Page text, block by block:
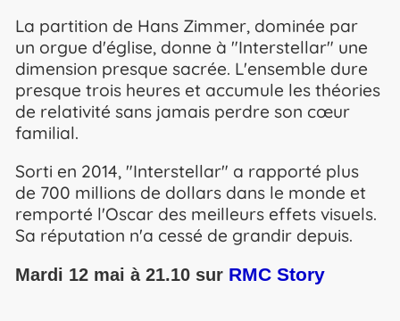
La partition de Hans Zimmer, dominée par
un orgue d'église, donne à "Interstellar" une
dimension presque sacrée. L'ensemble dure
presque trois heures et accumule les théories
de relativité sans jamais perdre son cœur
familial.
Sorti en 2014, "Interstellar" a rapporté plus
de 700 millions de dollars dans le monde et
remporté l'Oscar des meilleurs effets visuels.
Sa réputation n'a cessé de grandir depuis.
Mardi 12 mai à 21.10 sur RMC Story